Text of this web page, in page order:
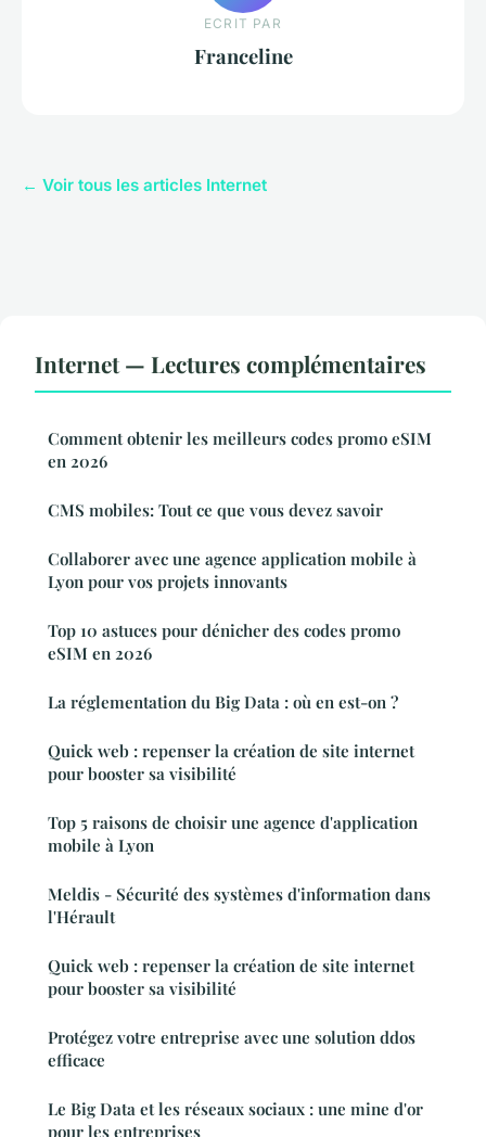
ECRIT PAR
Franceline
← Voir tous les articles Internet
Internet — Lectures complémentaires
Comment obtenir les meilleurs codes promo eSIM
en 2026
CMS mobiles: Tout ce que vous devez savoir
Collaborer avec une agence application mobile à
Lyon pour vos projets innovants
Top 10 astuces pour dénicher des codes promo
eSIM en 2026
La réglementation du Big Data : où en est-on ?
Quick web : repenser la création de site internet
pour booster sa visibilité
Top 5 raisons de choisir une agence d'application
mobile à Lyon
Meldis - Sécurité des systèmes d'information dans
l'Hérault
Quick web : repenser la création de site internet
pour booster sa visibilité
Protégez votre entreprise avec une solution ddos
efficace
Le Big Data et les réseaux sociaux : une mine d'or
pour les entreprises